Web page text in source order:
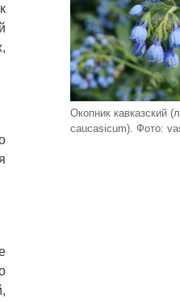
Окопник кавказский
caucasicum). Фото: